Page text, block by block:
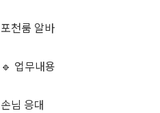
포천룸 알바
🔹 업무내용
손님 응대